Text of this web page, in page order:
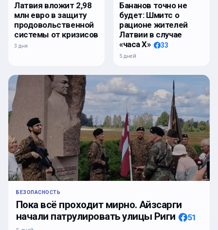
Латвия вложит 2,98
млн евро в защиту
продовольственной
системы от кризисов
3 дня
Бананов точно не
будет: Шмитс о
рационе жителей
Латвии в случае
«часа Х»
33
5 дней
БЕЗОПАСНОСТЬ
Пока всё проходит мирно. Айзсарги
начали патрулировать улицы Риги
51